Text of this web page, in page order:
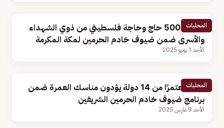
المحليات
وصول 500 حاج وحاجة فلسطيني من ذوي الشهداء
والأسرى ضمن ضيوف خادم الحرمين لمكة المكرمة
الأحد 1 يونيو 2025
المحليات
250 معتمرًا من 14 دولة يؤدون مناسك العمرة ضمن
برنامج ضيوف خادم الحرمين الشريفين
الأحد 9 مارس 2025